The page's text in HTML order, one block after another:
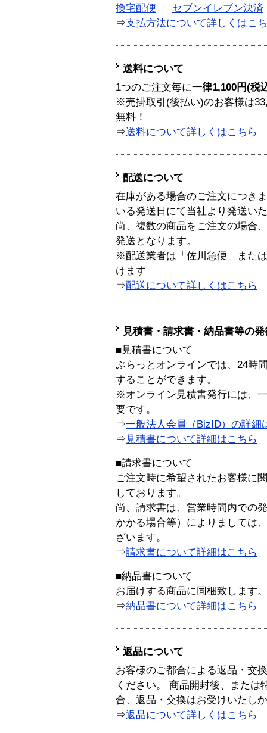
換宅配便
セブンイレブン決済
⇒支払方法について詳しくはこ
送料について
1つのご注文毎に一律1,100円(税
※売掛取引(後払い)のお客様は
無料！
⇒送料について詳しくはこちら
配送について
在庫がある場合のご注文につき
いる発送日にて当社より発送い
尚、複数の商品をご注文の場合
発送となります。
※配送業者は「佐川急便」また
けます
⇒配送について詳しくはこちら
見積書・請求書・納品書等の
■見積書について
ぷらっとオンラインでは、24時
することができます。
※オンライン見積書発行には、
要です。
⇒一般法人会員（BizID）の詳細
⇒ 見積書について詳細はこちら
■請求書について
ご注文時に希望されたお客様に
しております。
尚、請求書は、営業時間内での
かかる場合等）によりましては
ざいます。
⇒請求書について詳細はこちら
■納品書について
お届けする商品に同梱致します。
⇒納品書について詳細はこちら
返品について
お客様のご都合による返品・交
ください。 商品開封後、または
合、返品・交換はお受けいたし
⇒返品について詳しくはこちら